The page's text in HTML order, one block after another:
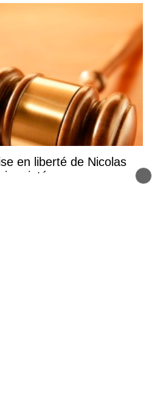
en liberté de Nicolas
rejetée